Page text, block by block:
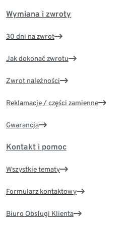
Wymiana i zwroty
30 dni na zwrot
Jak dokonać zwrotu
Zwrot należności
Reklamacje / części zamienne
Gwarancja
Kontakt i pomoc
Wszystkie tematy
Formularz kontaktowy
Biuro Obsługi Klienta